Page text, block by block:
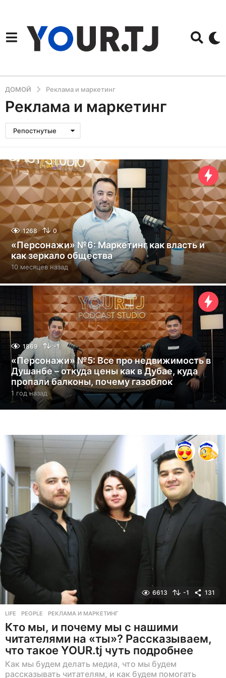
ДОМОЙ Реклама и маркетинг
Реклама и маркетинг
Репостнутые
1268 0
«Персонажи» №6: Маркетинг как власть и
как зеркало общества
10 месяцев назад1
м
е
с
я
ц
е
в
н
а
з
а
1869 -1
«Персонажи» №5: Все про недвижимость в
Душанбе – откуда цены как в Дубае, куда
пропали балконы, почему газоблок
1 год назад1
г
о
а
д
6613 -1 131
LIFE ,PEOPLE РЕКЛАМА И МАРКЕТИНГ
Кто мы, и почему мы с нашими
читателями на «ты»? Рассказываем,
что такое YOUR.tj чуть подробнее
Как мы будем делать медиа, что мы будем
рассказывать читателям, и как будем помогать